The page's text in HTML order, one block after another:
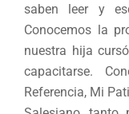
saben leer y
Conocemos la
nuestra hija
capacitarse.
Referencia, Mi